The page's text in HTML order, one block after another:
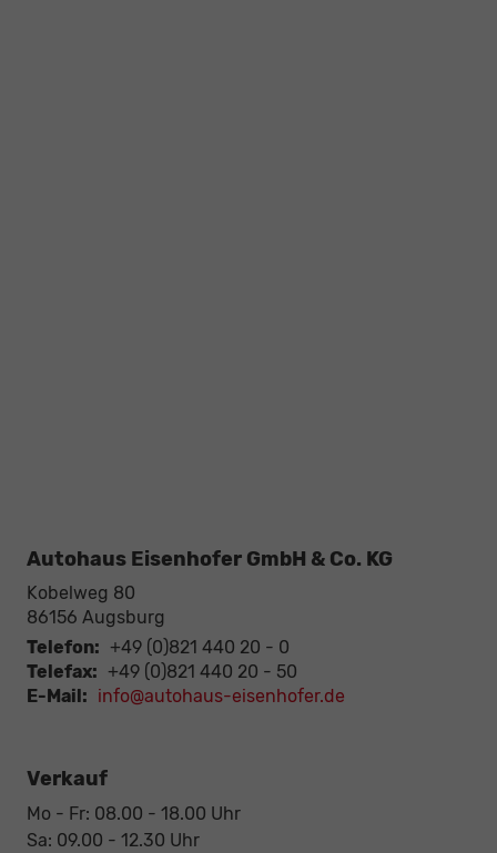
Autohaus Eisenhofer GmbH & Co. KG
Kobelweg 80
86156 Augsburg
Telefon: +49 (0)821 440 20 - 0
Telefax: +49 (0)821 440 20 - 50
E-Mail: info@autohaus-eisenhofer.de
Verkauf
Mo - Fr: 08.00 - 18.00 Uhr
Sa: 09.00 - 12.30 Uhr